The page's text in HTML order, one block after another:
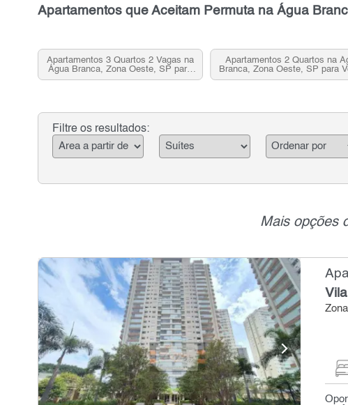
Apartamentos que Aceitam Permuta na Água
Apartamentos 3 Quartos 2 Vagas na
Água Branca, Zona Oeste, SP para
Venda
Apartamentos 2 Quartos na
Branca, Zona Oeste, SP para
Filtre os resultados:
Mais opções